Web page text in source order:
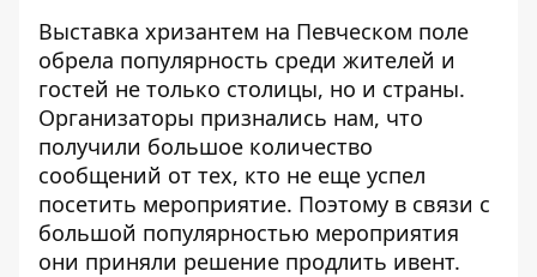
Выставка хризантем на Певческом поле
обрела популярность среди жителей и
гостей не только столицы, но и страны.
Организаторы признались нам, что
получили большое количество
сообщений от тех, кто не еще успел
посетить мероприятие. Поэтому в связи с
большой популярностью мероприятия
они приняли решение продлить ивент.